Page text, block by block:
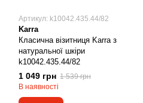
Артикул: k10042.435.44/82
Karra
Класична візитниця Karra з
натуральної шкіри
k10042.435.44/82
1 049 грн 1 539 грн
В наявності